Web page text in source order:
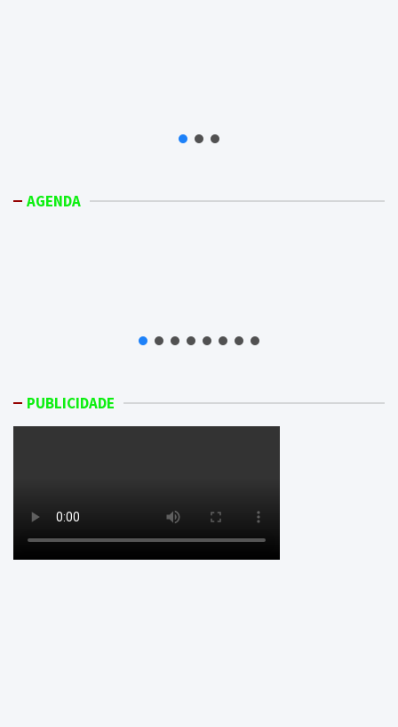
AGENDA
PUBLICIDADE